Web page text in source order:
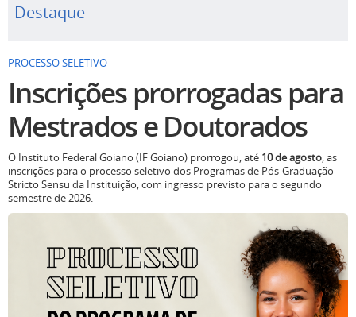
Destaque
PROCESSO SELETIVO
Inscrições prorrogadas para
Mestrados e Doutorados
O Instituto Federal Goiano (IF Goiano) prorrogou, até 10 de agosto, as
inscrições para o processo seletivo dos Programas de Pós-Graduação
Stricto Sensu da Instituição, com ingresso previsto para o segundo
semestre de 2026.